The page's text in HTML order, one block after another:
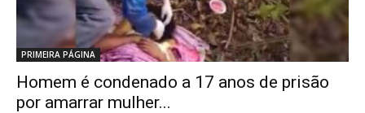
PRIMEIRA PÁGINA
Homem é condenado a 17 anos de prisão
por amarrar mulher...